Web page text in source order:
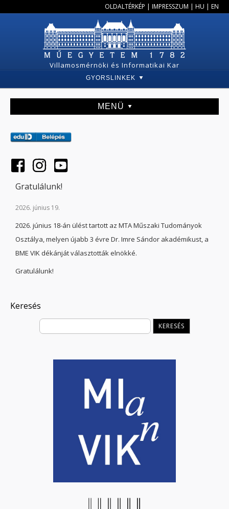
OLDALTÉRKÉP | IMPRESSZUM | HU | EN
Villamosmérnöki és Informatikai Kar
GYORSLINKEK
MENÜ
Gratulálunk!
2026. június 19.
2026. június 18-án ülést tartott az MTA Műszaki Tudományok
Osztálya, melyen újabb 3 évre Dr. Imre Sándor akadémikust, a
BME VIK dékánját választották elnökké.
Gratulálunk!
Keresés